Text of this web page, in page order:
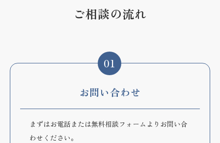
ご相談の流れ
01
お問い合わせ
まずはお電話または無料相談フォームよりお問い合
わせください。